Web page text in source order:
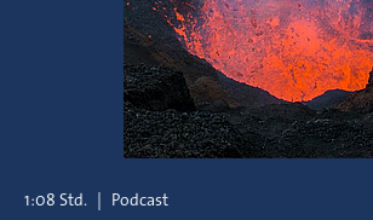
1:08 Std. | Podcast